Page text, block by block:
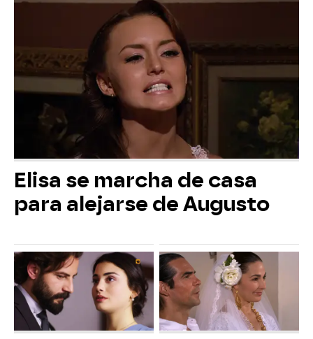
Elisa se marcha de casa
para alejarse de Augusto